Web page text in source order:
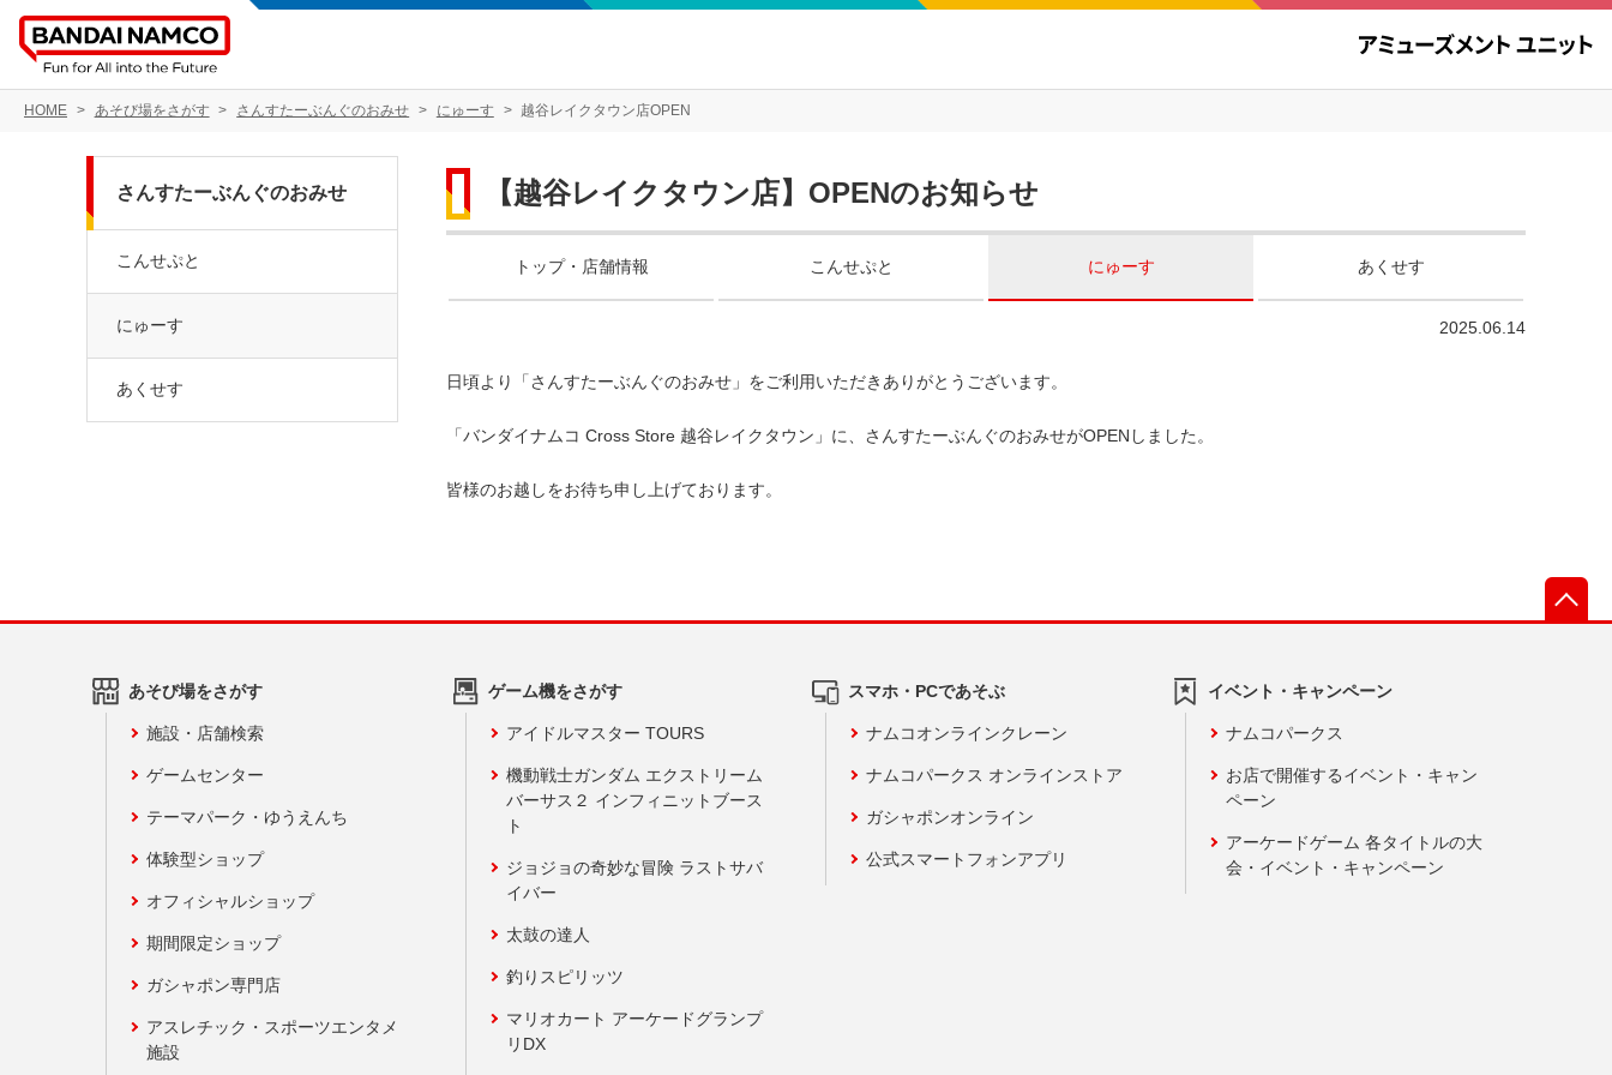
HOME あそび場をさがす さんすたーぶんぐのおみせ にゅーす 越谷レイクタウン店OPEN
【越谷レイクタウン店】OPENのお知らせ
トップ・店舗情報 こんせぷと にゅーす あくせす
2025.06.14
日頃より「さんすたーぶんぐのおみせ」をご利用いただきありがとうございます。
「バンダイナムコ Cross Store 越谷レイクタウン」に、さんすたーぶんぐのおみせがOPENしました。
皆様のお越しをお待ち申し上げております。
さんすたーぶんぐのおみせ
こんせぷと
にゅーす
あくせす
あそび場をさがす
施設・店舗検索
ゲームセンター
テーマパーク・ゆうえんち
体験型ショップ
オフィシャルショップ
期間限定ショップ
ガシャポン専門店
アスレチック・スポーツエンタメ
施設
ゲーム機をさがす
アイドルマスター TOURS
機動戦士ガンダム エクストリーム
バーサス２ インフィニットブース
ト
ジョジョの奇妙な冒険 ラストサバ
イバー
太鼓の達人
釣りスピリッツ
マリオカート アーケードグランプ
リDX
スマホ・PCであそぶ
ナムコオンラインクレーン
ナムコパークス オンラインストア
ガシャポンオンライン
公式スマートフォンアプリ
イベント・キャンペーン
ナムコパークス
お店で開催するイベント・キャン
ペーン
アーケードゲーム 各タイトルの大
会・イベント・キャンペーン